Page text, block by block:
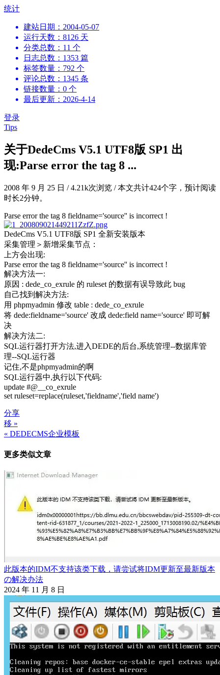
跳
统计
建站日期：2004-05-07
运行天数：8126 天
分类总数：11 个
日志总数：1353 篇
标签数量：792 个
评论总数：1345 条
链接数量：0 个
最后更新：2026-4-14
登录
Tips
关于DedeCms V5.1 UTF8版 SP1 出
现:Parse error the tag 8 ...
2008 年 9 月 25 日 /4.21k次浏览 /本文共计424个字，预计阅读
时长2分钟。
Parse error the tag 8 fieldname='source'' is incorrect !
DedeCms V5.1 UTF8版 SP1 全新安装版本
采集管理＞新增采集节点：
上方会出现:
Parse error the tag 8 fieldname='source'' is incorrect !
解决方法一:
原因 : dede_co_exrule 的 ruleset 的数据有误导致此 bug
自己找到解决方法:
用 phpmyadmin 修改 table : dede_co_exrule
将 dede:fieldname='source' 改成 dede:field name='source' 即可解
决
解决方法二:
SQL运行器打开方法,进入DEDE的后台,系统管理--数据库管
理--SQL运行器
记住,不是phpmyadmin的啊
SQL运行器中,执行以下代码:
update #@__co_exrule
set ruleset=replace(ruleset,'fieldname','field name')
分享
文
章
导
航
移 »
« DEDECMS企业模板
更多类似文章
此版本的IDM不支持该类下载，请尝试将IDM更新至最新版本
の解决办法
2024 年 11 月 8 日